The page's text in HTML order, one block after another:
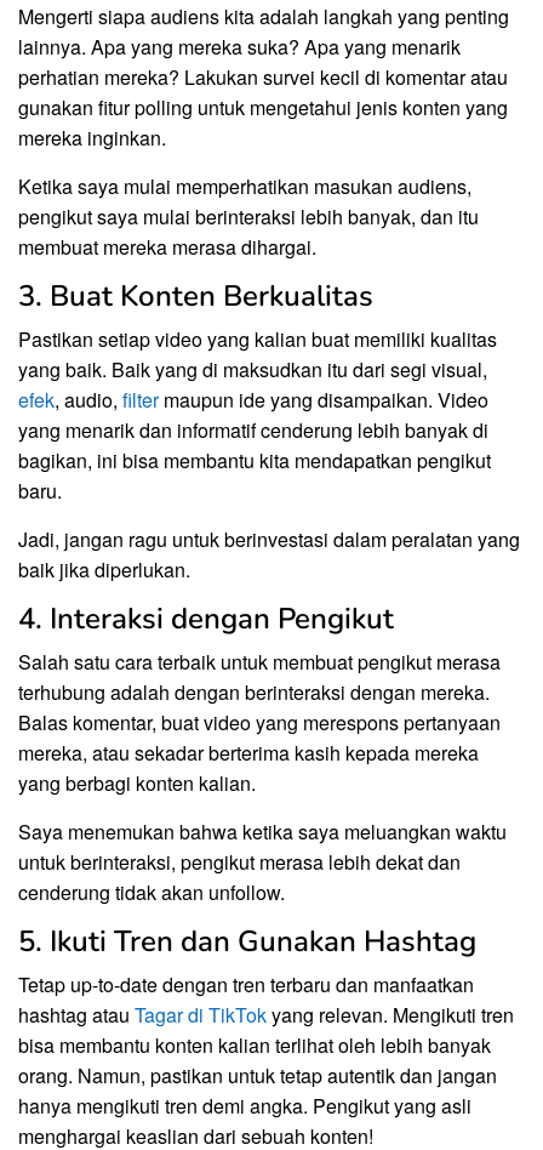
Mengerti siapa audiens kita adalah langkah yang penting
lainnya. Apa yang mereka suka? Apa yang menarik
perhatian mereka? Lakukan survei kecil di komentar atau
gunakan fitur polling untuk mengetahui jenis konten yang
mereka inginkan.
Ketika saya mulai memperhatikan masukan audiens,
pengikut saya mulai berinteraksi lebih banyak, dan itu
membuat mereka merasa dihargai.
3. Buat Konten Berkualitas
Pastikan setiap video yang kalian buat memiliki kualitas
yang baik. Baik yang di maksudkan itu dari segi visual,
efek, audio, filtermaupun ide yang disampaikan. Video
yang menarik dan informatif cenderung lebih banyak di
bagikan, ini bisa membantu kita mendapatkan pengikut
baru.
Jadi, jangan ragu untuk berinvestasi dalam peralatan yang
baik jika diperlukan.
4. Interaksi dengan Pengikut
Salah satu cara terbaik untuk membuat pengikut merasa
terhubung adalah dengan berinteraksi dengan mereka.
Balas komentar, buat video yang merespons pertanyaan
mereka, atau sekadar berterima kasih kepada mereka
yang berbagi konten kalian.
Saya menemukan bahwa ketika saya meluangkan waktu
untuk berinteraksi, pengikut merasa lebih dekat dan
cenderung tidak akan unfollow.
5. Ikuti Tren dan Gunakan Hashtag
Tetap up-to-date dengan tren terbaru dan manfaatkan
hashtag atau Tagar di TikTokyang relevan. Mengikuti tren
bisa membantu konten kalian terlihat oleh lebih banyak
orang. Namun, pastikan untuk tetap autentik dan jangan
hanya mengikuti tren demi angka. Pengikut yang asli
menghargai keaslian dari sebuah konten!